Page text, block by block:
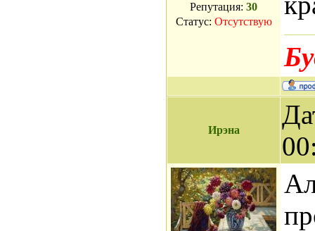
Репутация: 30
Статус: Отсутствую
Ирэна